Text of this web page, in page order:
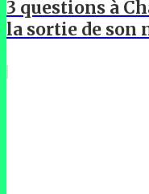
3 questions à
la sortie de son